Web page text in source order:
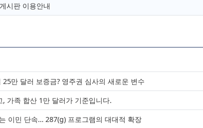
시판 이용안내
만 달러 보증금? 영주권 심사의 새로운 변수
가족 합산 1만 달러가 기준입니다.
이민 단속… 287(g) 프로그램의 대대적 확장